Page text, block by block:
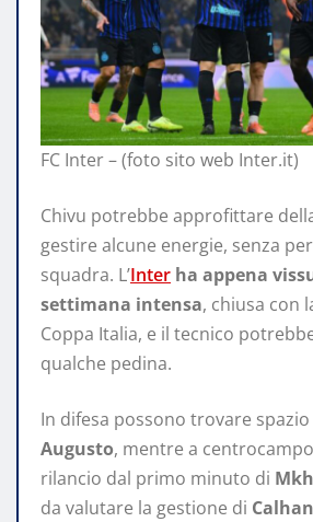
FC Inter – (foto sito web Inter.it)
Chivu potrebbe approfittare
gestire alcune energie, senza
squadra. L’Inter ha appena
settimana intensa, chiusa con
Coppa Italia, e il tecnico
qualche pedina.
In difesa possono trovare spazio
Augusto, mentre a
rilancio dal primo minuto di
da valutare la gestione di